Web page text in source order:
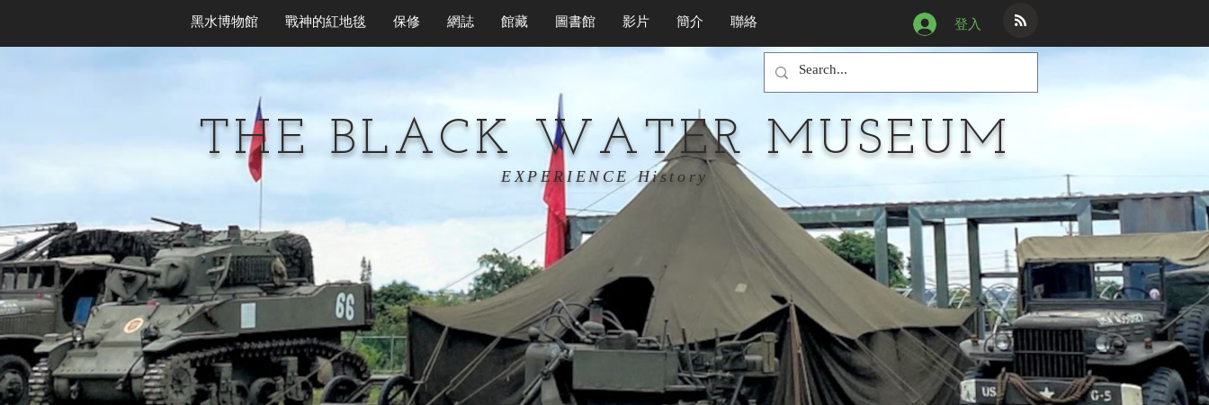
黑水博物館 戰神的紅地毯 保修 網誌 館藏 圖書館 影片 簡介 聯絡 登入
THE BLACK WATER MUSEUM
EXPERIENCE History